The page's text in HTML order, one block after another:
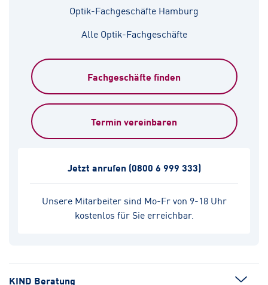
Optik-Fachgeschäfte Hamburg
Alle Optik-Fachgeschäfte
Fachgeschäfte finden
Termin vereinbaren
Unsere Mitarbeiter sind Mo-Fr von 9-18 Uhr
kostenlos für Sie erreichbar.
Jetzt anrufen (0800 6 999 333)
KIND Beratung